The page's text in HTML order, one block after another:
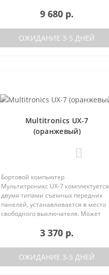
Отличия TC 740 от модели TC 750:
отсутствие голосового синтезатора
(модель TC 750 с го..
9 680 р.
ОЖИДАНИЕ 3-5 ДНЕЙ
Multitronics UX-7
(оранжевый)
Бортовой компьютер
Мультитроникс UX-7 комплектуется
двумя типами съемных передних
панелей, устанавливается в место
свободного выключателя. Может
автомобили:Lada GrantaЛада
Калина / Калина-2Лада Приора /
Приора-2Лада 110Ла..
3 370 р.
ОЖИДАНИЕ 3-5 ДНЕЙ